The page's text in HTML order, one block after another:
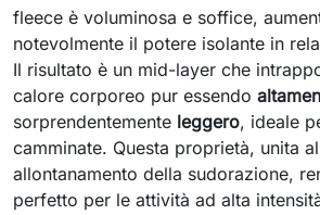
fleece è voluminosa e soffice,
notevolmente il potere isolante in
Il risultato è un mid-layer che
calore corporeo pur essendo
sorprendentemente leggero, ideale
camminate. Questa proprietà, unita
allontanamento della sudorazione,
perfetto per le attività ad alta